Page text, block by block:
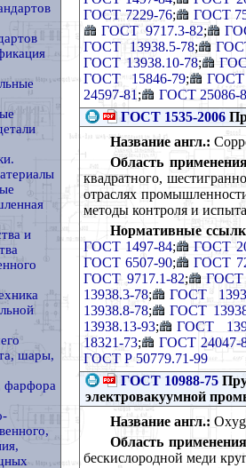
и
шары,
фарфора
ГОСТ 7229-76;
ГОСТ
ГОСТ 9717.3-82;
ГОСТ 13938.5-78;
ГОСТ 13938.10-78;
ГОСТ 15846-79;
ГОСТ
24597-81 ;
ГОСТ 25086-
ГОСТ 1535-2006
Название англ.:
Область
квадратного,
отраслях
методы контроля и
Нормативные
ГОСТ 1497-84;
ГОСТ
ГОСТ 6507-90;
ГОСТ
ГОСТ 9717.1-82;
ГОСТ
13938.3-78;
ГОСТ
13938.8-78;
ГОСТ
13938.13-93;
ГОСТ
18321-73;
ГОСТ 24047-
ГОСТ Р 50779.71-99
ГОСТ 10988-75
электровакуумной
Название англ.:
Область
бескислородной меди